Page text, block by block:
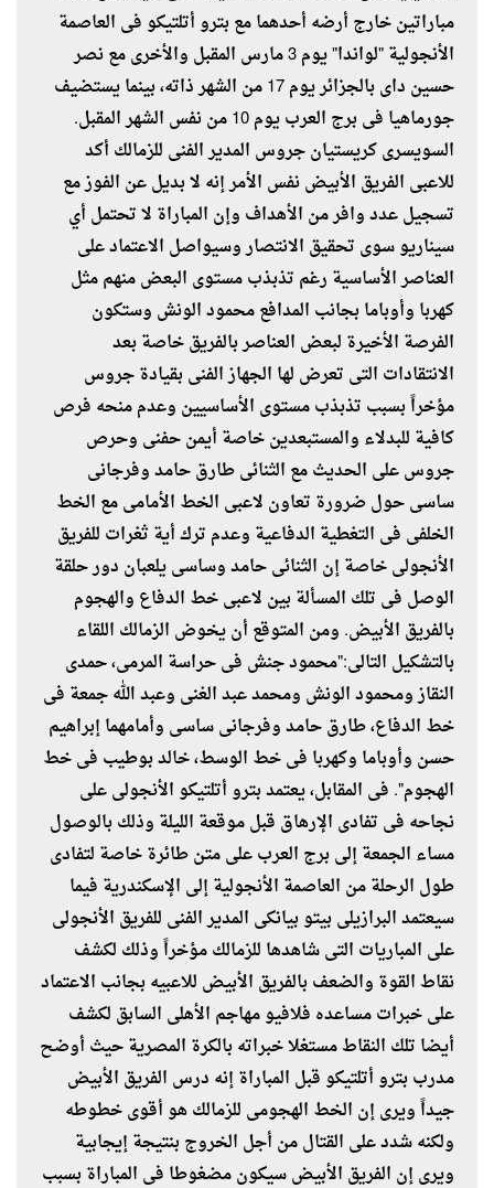
مباراتين خارج أرضه أحدهما مع بترو أتلتيكو فى العاصمة
الأنجولية "لواندا" يوم 3 مارس المقبل والأخرى مع نصر
حسين داى بالجزائر يوم 17 من الشهر ذاته، بينما يستضيف
جورماهيا فى برج العرب يوم 10 من نفس الشهر المقبل.
السويسرى كريستيان جروس المدير الفنى للزمالك أكد
للاعبى الفريق الأبيض نفس الأمر إنه لا بديل عن الفوز مع
تسجيل عدد وافر من الأهداف وإن المباراة لا تحتمل أي
سيناريو سوى تحقيق الانتصار وسيواصل الاعتماد على
العناصر الأساسية رغم تذبذب مستوى البعض منهم مثل
كهربا وأوباما بجانب المدافع محمود الونش وستكون
الفرصة الأخيرة لبعض العناصر بالفريق خاصة بعد
الانتقادات التى تعرض لها الجهاز الفنى بقيادة جروس
مؤخراً بسبب تذبذب مستوى الأساسيين وعدم منحه فرص
كافية للبدلاء والمستبعدين خاصة أيمن حفنى وحرص
جروس على الحديث مع الثنائى طارق حامد وفرجانى
ساسى حول ضرورة تعاون لاعبى الخط الأمامى مع الخط
الخلفى فى التغطية الدفاعية وعدم ترك أية ثغرات للفريق
الأنجولى خاصة إن الثنائى حامد وساسى يلعبان دور حلقة
الوصل فى تلك المسألة بين لاعبى خط الدفاع والهجوم
بالفريق الأبيض. ومن المتوقع أن يخوض الزمالك اللقاء
بالتشكيل التالى:"محمود جنش فى حراسة المرمى، حمدى
النقاز ومحمود الونش ومحمد عبد الغنى وعبد الله جمعة فى
خط الدفاع، طارق حامد وفرجانى ساسى وأمامهما إبراهيم
حسن وأوباما وكهربا فى خط الوسط، خالد بوطيب فى خط
الهجوم". فى المقابل، يعتمد بترو أتلتيكو الأنجولى على
نجاحه فى تفادى الإرهاق قبل موقعة الليلة وذلك بالوصول
مساء الجمعة إلى برج العرب على متن طائرة خاصة لتفادى
طول الرحلة من العاصمة الأنجولية إلى الإسكندرية فيما
سيعتمد البرازيلى بيتو بيانكى المدير الفنى للفريق الأنجولى
على المباريات التى شاهدها للزمالك مؤخراً وذلك لكشف
نقاط القوة والضعف بالفريق الأبيض للاعبيه بجانب الاعتماد
على خبرات مساعده فلافيو مهاجم الأهلى السابق لكشف
أيضا تلك النقاط مستغلا خبراته بالكرة المصرية حيث أوضح
مدرب بترو أتلتيكو قبل المباراة إنه درس الفريق الأبيض
جيداً ويرى إن الخط الهجومى للزمالك هو أقوى خطوطه
ولكنه شدد على القتال من أجل الخروج بنتيجة إيجابية
ويرى إن الفريق الأبيض سيكون مضغوطا فى المباراة بسبب